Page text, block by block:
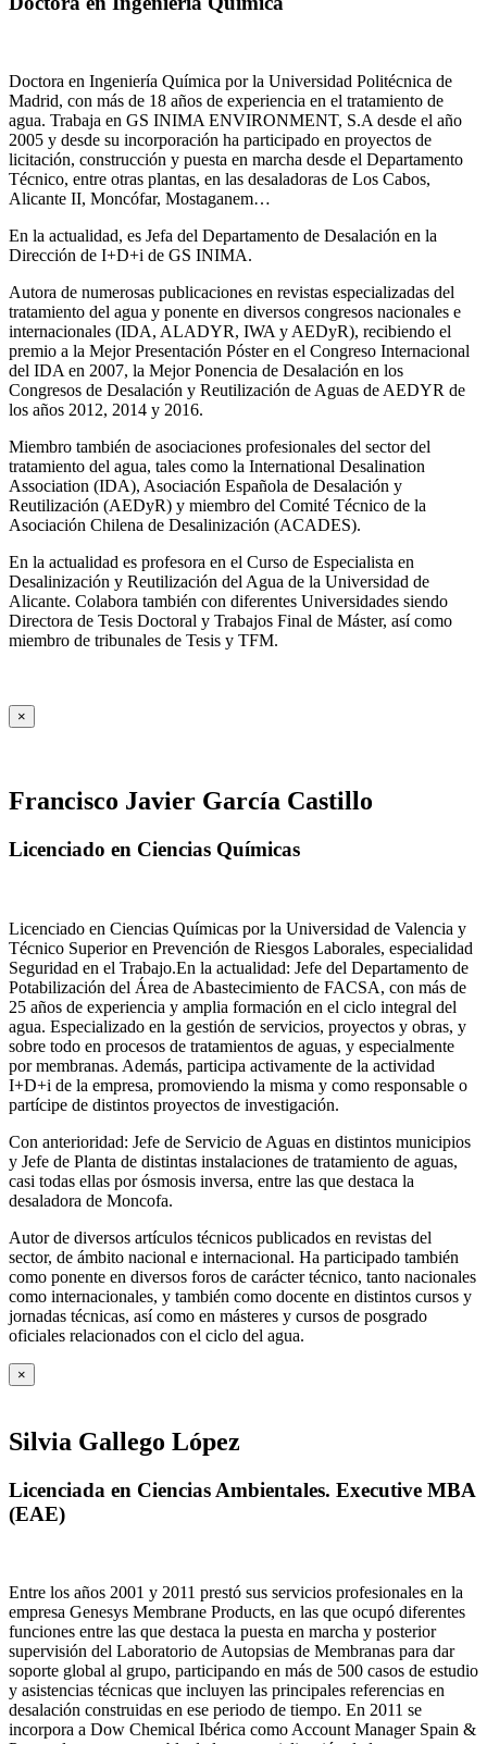
Doctora en Ingeniería Química por la Universidad Politécnica de
Madrid, con más de 18 años de experiencia en el tratamiento de
agua. Trabaja en GS INIMA ENVIRONMENT, S.A desde el año
2005 y desde su incorporación ha participado en proyectos de
licitación, construcción y puesta en marcha desde el Departamento
Técnico, entre otras plantas, en las desaladoras de Los Cabos,
Alicante II, Moncófar, Mostaganem…
En la actualidad, es Jefa del Departamento de Desalación en la
Dirección de I+D+i de GS INIMA.
Autora de numerosas publicaciones en revistas especializadas del
tratamiento del agua y ponente en diversos congresos nacionales e
internacionales (IDA, ALADYR, IWA y AEDyR), recibiendo el
premio a la Mejor Presentación Póster en el Congreso Internacional
del IDA en 2007, la Mejor Ponencia de Desalación en los
Congresos de Desalación y Reutilización de Aguas de AEDYR de
los años 2012, 2014 y 2016.
Miembro también de asociaciones profesionales del sector del
tratamiento del agua, tales como la International Desalination
Association (IDA), Asociación Española de Desalación y
Reutilización (AEDyR) y miembro del Comité Técnico de la
Asociación Chilena de Desalinización (ACADES).
En la actualidad es profesora en el Curso de Especialista en
Desalinización y Reutilización del Agua de la Universidad de
Alicante. Colabora también con diferentes Universidades siendo
Directora de Tesis Doctoral y Trabajos Final de Máster, así como
miembro de tribunales de Tesis y TFM.
×
Francisco Javier García Castillo
Licenciado en Ciencias Químicas
Licenciado en Ciencias Químicas por la Universidad de Valencia y
Técnico Superior en Prevención de Riesgos Laborales, especialidad
Seguridad en el Trabajo.En la actualidad: Jefe del Departamento de
Potabilización del Área de Abastecimiento de FACSA, con más de
25 años de experiencia y amplia formación en el ciclo integral del
agua. Especializado en la gestión de servicios, proyectos y obras, y
sobre todo en procesos de tratamientos de aguas, y especialmente
por membranas. Además, participa activamente de la actividad
I+D+i de la empresa, promoviendo la misma y como responsable o
partícipe de distintos proyectos de investigación.
Con anterioridad: Jefe de Servicio de Aguas en distintos municipios
y Jefe de Planta de distintas instalaciones de tratamiento de aguas,
casi todas ellas por ósmosis inversa, entre las que destaca la
desaladora de Moncofa.
Autor de diversos artículos técnicos publicados en revistas del
sector, de ámbito nacional e internacional. Ha participado también
como ponente en diversos foros de carácter técnico, tanto nacionales
como internacionales, y también como docente en distintos cursos y
jornadas técnicas, así como en másteres y cursos de posgrado
oficiales relacionados con el ciclo del agua.
×
Silvia Gallego López
Licenciada en Ciencias Ambientales. Executive MBA
(EAE)
Entre los años 2001 y 2011 prestó sus servicios profesionales en la
empresa Genesys Membrane Products, en las que ocupó diferentes
funciones entre las que destaca la puesta en marcha y posterior
supervisión del Laboratorio de Autopsias de Membranas para dar
soporte global al grupo, participando en más de 500 casos de estudio
y asistencias técnicas que incluyen las principales referencias en
desalación construidas en ese periodo de tiempo. En 2011 se
incorpora a Dow Chemical Ibérica como Account Manager Spain &